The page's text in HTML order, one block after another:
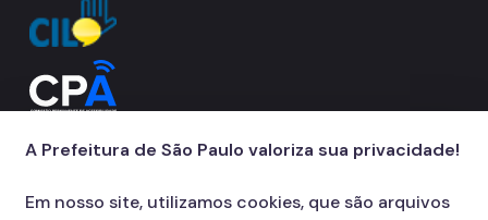
A Prefeitura de São Paulo valoriza sua privacidade!
Em nosso site, utilizamos cookies, que são arquivos